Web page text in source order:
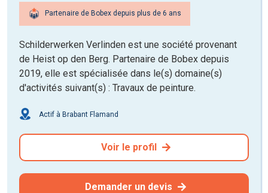
Partenaire de Bobex depuis plus de 6 ans
Schilderwerken Verlinden est une société provenant
de Heist op den Berg. Partenaire de Bobex depuis
2019, elle est spécialisée dans le(s) domaine(s)
d'activités suivant(s) : Travaux de peinture.
Actif à Brabant Flamand
Voir le profil
Demander un devis